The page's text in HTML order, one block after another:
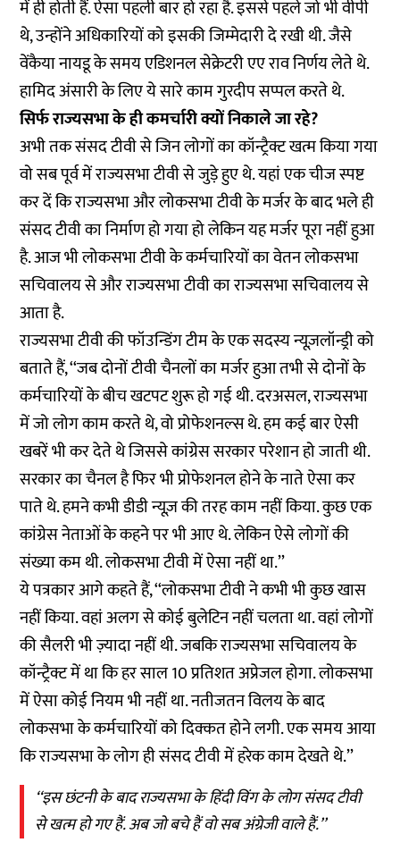
में ही होती हैं. ऐसा पहली बार हो रहा है. इससे पहले जो भी वीपी
थे, उन्होंने अधिकारियों को इसकी जिम्मेदारी दे रखी थी. जैसे
वेंकैया नायडू के समय एडिशनल सेक्रेटरी एए राव निर्णय लेते थे.
हामिद अंसारी के लिए ये सारे काम गुरदीप सप्पल करते थे.
सिर्फ राज्यसभा के ही कमर्चारी क्यों निकाले जा रहे?
अभी तक संसद टीवी से जिन लोगों का कॉन्ट्रैक्ट खत्म किया गया
वो सब पूर्व में राज्यसभा टीवी से जुड़े हुए थे. यहां एक चीज स्पष्ट
कर दें कि राज्यसभा और लोकसभा टीवी के मर्जर के बाद भले ही
संसद टीवी का निर्माण हो गया हो लेकिन यह मर्जर पूरा नहीं हुआ
है. आज भी लोकसभा टीवी के कर्मचारियों का वेतन लोकसभा
सचिवालय से और राज्यसभा टीवी का राज्यसभा सचिवालय से
आता है.
राज्यसभा टीवी की फॉउन्डिंग टीम के एक सदस्य न्यूज़लॉन्ड्री को
बताते हैं, ‘‘जब दोनों टीवी चैनलों का मर्जर हुआ तभी से दोनों के
कर्मचारियों के बीच खटपट शुरू हो गई थी. दरअसल, राज्यसभा
में जो लोग काम करते थे, वो प्रोफेशनल्स थे. हम कई बार ऐसी
खबरें भी कर देते थे जिससे कांग्रेस सरकार परेशान हो जाती थी.
सरकार का चैनल है फिर भी प्रोफेशनल होने के नाते ऐसा कर
पाते थे. हमने कभी डीडी न्यूज़ की तरह काम नहीं किया. कुछ एक
कांग्रेस नेताओं के कहने पर भी आए थे. लेकिन ऐसे लोगों की
संख्या कम थी. लोकसभा टीवी में ऐसा नहीं था.’’
ये पत्रकार आगे कहते हैं, ‘‘लोकसभा टीवी ने कभी भी कुछ खास
नहीं किया. वहां अलग से कोई बुलेटिन नहीं चलता था. वहां लोगों
की सैलरी भी ज़्यादा नहीं थी. जबकि राज्यसभा सचिवालय के
कॉन्ट्रैक्ट में था कि हर साल 10 प्रतिशत अप्रेजल होगा. लोकसभा
में ऐसा कोई नियम भी नहीं था. नतीजतन विलय के बाद
लोकसभा के कर्मचारियों को दिक्कत होने लगी. एक समय आया
कि राज्यसभा के लोग ही संसद टीवी में हरेक काम देखते थे.’’
‘‘इस छंटनी के बाद राज्यसभा के हिंदी विंग के लोग संसद टीवी
से खत्म हो गए हैं. अब जो बचे हैं वो सब अंग्रेजी वाले हैं.’’